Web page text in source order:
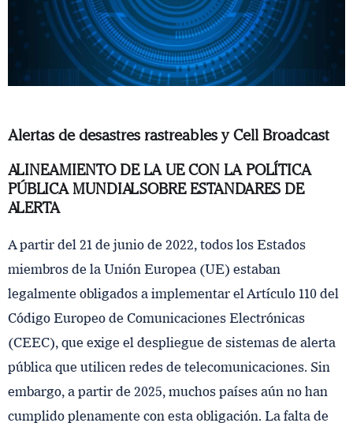
Alertas de desastres rastreables y Cell Broadcast
ALINEAMIENTO DE LA UE CON LA POLÍTICA
PÚBLICA MUNDIAL SOBRE ESTANDARES DE
ALERTA
A partir del 21 de junio de 2022, todos los Estados
miembros de la Unión Europea (UE) estaban
legalmente obligados a implementar el Artículo 110 del
Código Europeo de Comunicaciones Electrónicas
(CEEC), que exige el despliegue de sistemas de alerta
pública que utilicen redes de telecomunicaciones. Sin
embargo, a partir de 2025, muchos países aún no han
cumplido plenamente con esta obligación. La falta de